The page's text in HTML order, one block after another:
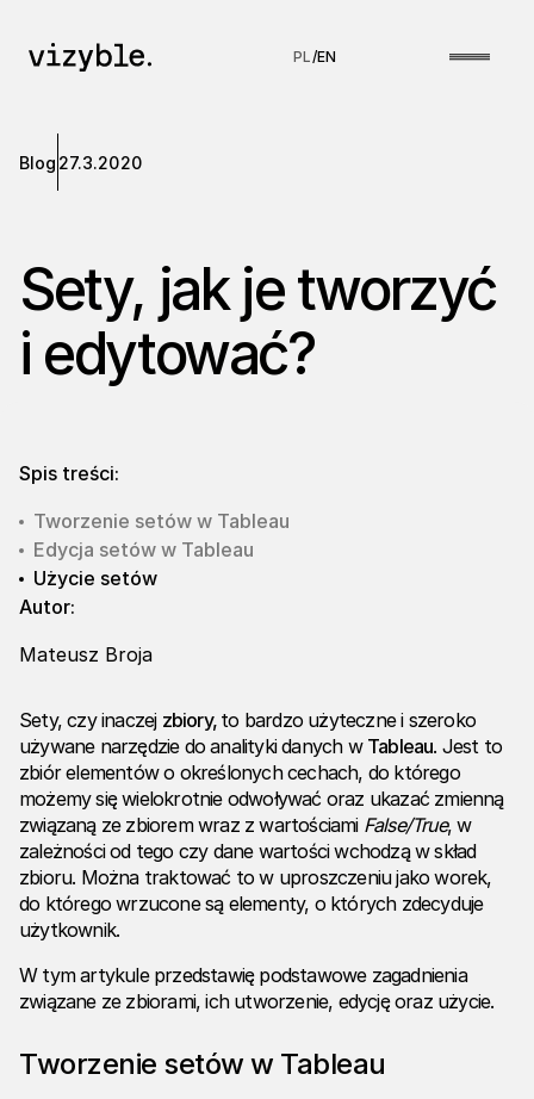
PL/EN
Blog 27.3.2020
Sety, jak je tworzyć
i edytować?
Spis treści:
Tworzenie setów w Tableau
Edycja setów w Tableau
Użycie setów
Autor:
Mateusz Broja
Sety, czy inaczej zbiory, to bardzo użyteczne i szeroko
używane narzędzie do analityki danych w Tableau. Jest to
zbiór elementów o określonych cechach, do którego
możemy się wielokrotnie odwoływać oraz ukazać zmienną
związaną ze zbiorem wraz z wartościami False/True, w
zależności od tego czy dane wartości wchodzą w skład
zbioru. Można traktować to w uproszczeniu jako worek,
do którego wrzucone są elementy, o których zdecyduje
użytkownik.
W tym artykule przedstawię podstawowe zagadnienia
związane ze zbiorami, ich utworzenie, edycję oraz użycie.
Tworzenie setów w Tableau